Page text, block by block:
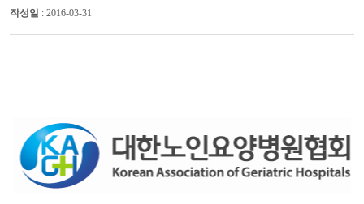
작성일 : 2016-03-31